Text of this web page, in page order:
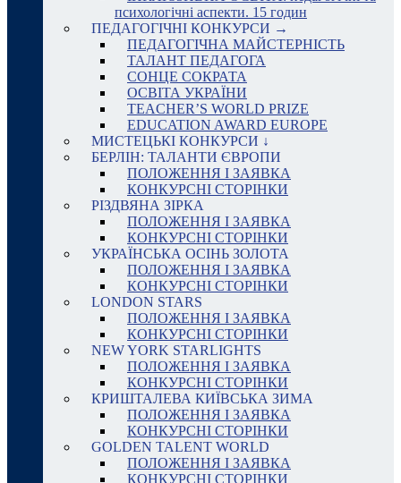
психологічні аспекти. 15 годин
ПЕДАГОГІЧНІ КОНКУРСИ →
ПЕДАГОГІЧНА МАЙСТЕРНІСТЬ
ТАЛАНТ ПЕДАГОГА
СОНЦЕ СОКРАТА
ОСВІТА УКРАЇНИ
TEACHER’S WORLD PRIZE
EDUCATION AWARD EUROPE
МИСТЕЦЬКІ КОНКУРСИ ↓
БЕРЛІН: ТАЛАНТИ ЄВРОПИ
ПОЛОЖЕННЯ І ЗАЯВКА
КОНКУРСНІ СТОРІНКИ
РІЗДВЯНА ЗІРКА
ПОЛОЖЕННЯ І ЗАЯВКА
КОНКУРСНІ СТОРІНКИ
УКРАЇНСЬКА ОСІНЬ ЗОЛОТА
ПОЛОЖЕННЯ І ЗАЯВКА
КОНКУРСНІ СТОРІНКИ
LONDON STARS
ПОЛОЖЕННЯ І ЗАЯВКА
КОНКУРСНІ СТОРІНКИ
NEW YORK STARLIGHTS
ПОЛОЖЕННЯ І ЗАЯВКА
КОНКУРСНІ СТОРІНКИ
КРИШТАЛЕВА КИЇВСЬКА ЗИМА
ПОЛОЖЕННЯ І ЗАЯВКА
КОНКУРСНІ СТОРІНКИ
GOLDEN TALENT WORLD
ПОЛОЖЕННЯ І ЗАЯВКА
КОНКУРСНІ СТОРІНКИ